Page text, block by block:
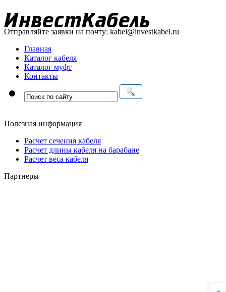
Отправляйте заявки на почту: kabel@investkabel.ru
Главная
Каталог кабеля
Каталог муфт
Контакты
Полезная информация
Расчет сечения кабеля
Расчет длины кабеля на барабане
Расчет веса кабеля
Партнеры